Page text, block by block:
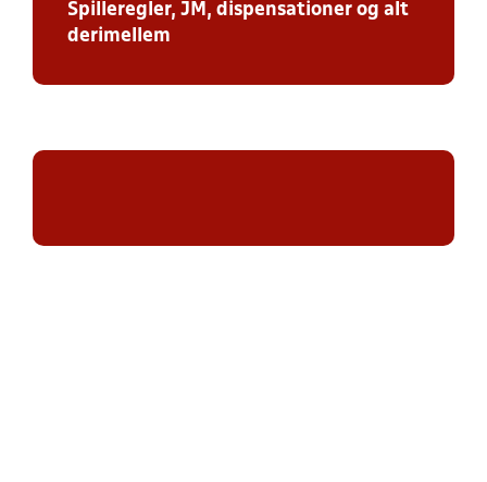
Spilleregler, JM, dispensationer og alt
derimellem